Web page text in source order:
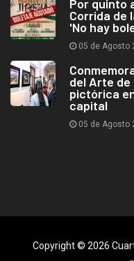
Por quinto
Corrida de
'No hay
05 de Agosto
del Arte de
pictórica
capital
05 de Agosto
Copyright © 2026